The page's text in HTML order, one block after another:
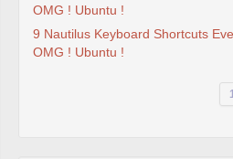
OMG ! Ubuntu !
9 Nautilus Keyboard Shortcuts
OMG ! Ubuntu !
1